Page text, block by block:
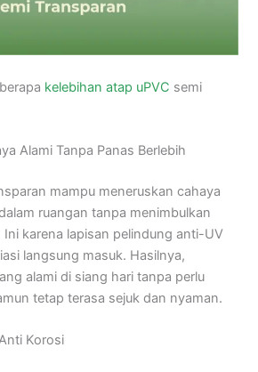
kelebihan atap uPVC semi
Alami Tanpa Panas Berlebih
mampu meneruskan cahaya
ruangan tanpa menimbulkan
karena lapisan pelindung anti-UV
langsung masuk. Hasilnya,
alami di siang hari tanpa perlu
tetap terasa sejuk dan nyaman.
Korosi